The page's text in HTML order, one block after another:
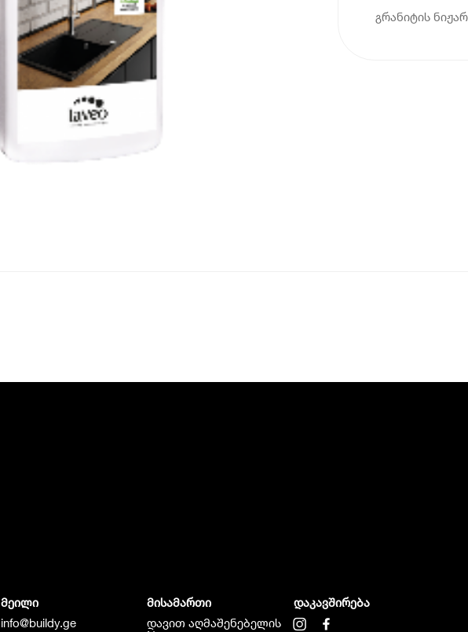
გრანიტის
მეილი
info@buildy.ge
მისამართი
დავით აღმაშენებელის
დაკავშირება